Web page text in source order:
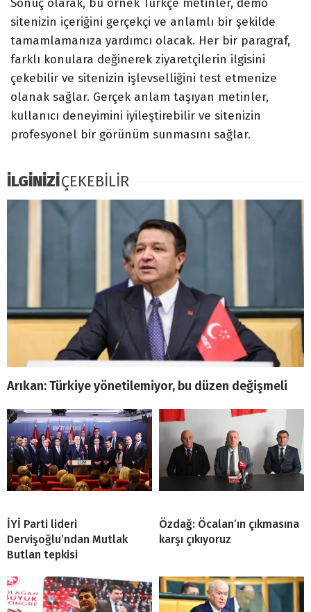
Sonuç olarak, bu örnek Türkçe metinler, demo
sitenizin içeriğini gerçekçi ve anlamlı bir şekilde
tamamlamanıza yardımcı olacak. Her bir paragraf,
farklı konulara değinerek ziyaretçilerin ilgisini
çekebilir ve sitenizin işlevselliğini test etmenize
olanak sağlar. Gerçek anlam taşıyan metinler,
kullanıcı deneyimini iyileştirebilir ve sitenizin
profesyonel bir görünüm sunmasını sağlar.
İLGİNİZİÇEKEBİLİR
Arıkan: Türkiye yönetilemiyor, bu düzen değişmeli
İYİ Parti lideri
Dervişoğlu’ndan Mutlak
Butlan tepkisi
Özdağ: Öcalan’ın çıkmasına
karşı çıkıyoruz